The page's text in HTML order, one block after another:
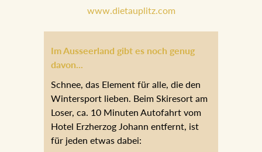
Im Ausseerland gibt es noch genug
Schnee, das Element für alle, die den
Wintersport lieben. Beim Skiresort am
Loser, ca. 10 Minuten Autofahrt vom
Hotel Erzherzog Johann entfernt, ist